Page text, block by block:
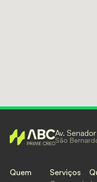
Av.
São
Quem
Serviços